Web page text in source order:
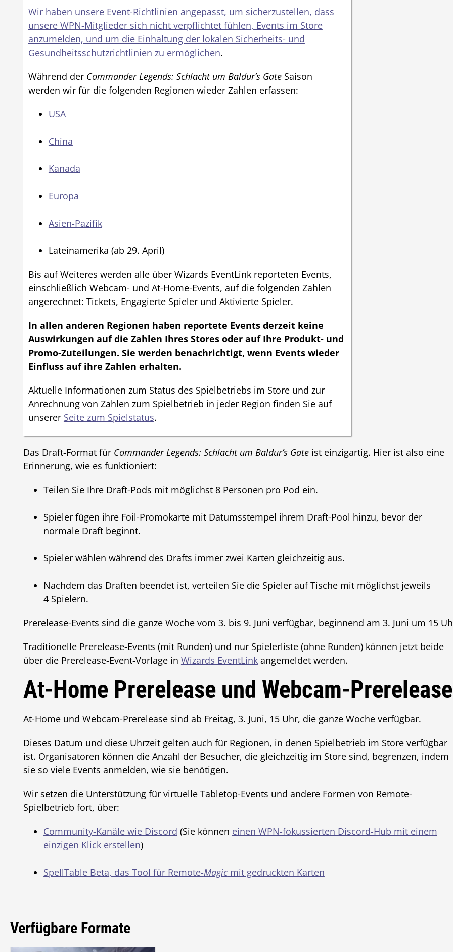
Wir haben unsere Event-Richtlinien angepasst, um sicherzustellen, dass
unsere WPN-Mitglieder sich nicht verpflichtet fühlen, Events im Store
anzumelden, und um die Einhaltung der lokalen Sicherheits- und
Gesundheitsschutzrichtlinien zu ermöglichen.
Während der Commander Legends: Schlacht um Baldur’s GateSaison
werden wir für die folgenden Regionen wieder Zahlen erfassen:
USA
China
Kanada
Europa
Asien-Pazifik
Lateinamerika (ab 29. April)
Bis auf Weiteres werden alle über Wizards EventLink reporteten Events,
einschließlich Webcam- und At-Home-Events, auf die folgenden Zahlen
angerechnet: Tickets, Engagierte Spieler und Aktivierte Spieler.
In allen anderen Regionen haben reportete Events derzeit keine
Auswirkungen auf die Zahlen Ihres Stores oder auf Ihre Produkt- und
Promo-Zuteilungen. Sie werden benachrichtigt, wenn Events wieder
Einfluss auf ihre Zahlen erhalten.
Aktuelle Informationen zum Status des Spielbetriebs im Store und zur
Anrechnung von Zahlen zum Spielbetrieb in jeder Region finden Sie auf
unserer Seite zum Spielstatus.
Das Draft-Format für Commander Legends: Schlacht um Baldur’s Gateist einzigartig. Hier ist also eine
Erinnerung, wie es funktioniert:
Teilen Sie Ihre Draft-Pods mit möglichst 8 Personen pro Pod ein.
Spieler fügen ihre Foil-Promokarte mit Datumsstempel ihrem Draft-Pool hinzu, bevor der
normale Draft beginnt.
Spieler wählen während des Drafts immer zwei Karten gleichzeitig aus.
Nachdem das Draften beendet ist, verteilen Sie die Spieler auf Tische mit möglichst jeweils
4 Spielern.
Prerelease-Events sind die ganze Woche vom 3. bis 9. Juni verfügbar, beginnend am 3. Juni um 15
Traditionelle Prerelease-Events (mit Runden) und nur Spielerliste (ohne Runden) können jetzt beide
über die Prerelease-Event-Vorlage in Wizards EventLinkangemeldet werden.
At-Home Prerelease und Webcam-Prerelease
At-Home und Webcam-Prerelease sind ab Freitag, 3. Juni, 15 Uhr, die ganze Woche verfügbar.
Dieses Datum und diese Uhrzeit gelten auch für Regionen, in denen Spielbetrieb im Store verfügbar
ist. Organisatoren können die Anzahl der Besucher, die gleichzeitig im Store sind, begrenzen, indem
sie so viele Events anmelden, wie sie benötigen.
Wir setzen die Unterstützung für virtuelle Tabletop-Events und andere Formen von Remote-
Spielbetrieb fort, über:
Community-Kanäle wie Discord (Sie können einen WPN-fokussierten Discord-Hub mit einem
einzigen Klick erstellen)
SpellTable Beta, das Tool für Remote-Magicmit gedruckten Karten
Verfügbare Formate